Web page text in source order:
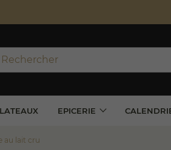
Frais de port offerts à partir de 100
*Valable uniquement en France
EPICERIE
au lait cru